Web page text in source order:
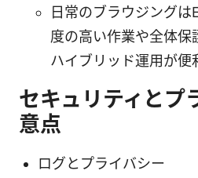
日常のブラウジング
度の高い作業や全体保
ハイブリッド運用が便
セキュリティとプ
意点
ログとプライバシー